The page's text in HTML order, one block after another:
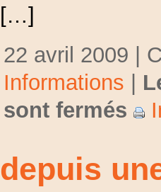
[…]
22 avril 2009 |
Informations
sont fermés
depuis